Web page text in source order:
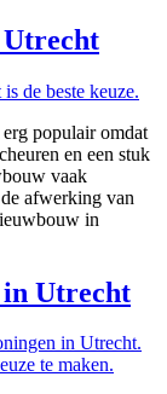
Utrecht
populair omdat
en een stuk
vaak
afwerking van
in
in Utrecht